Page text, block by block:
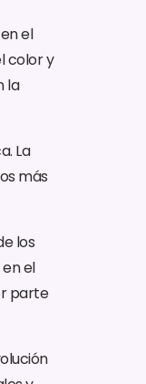
el
color y
la
La
más
los
el
parte